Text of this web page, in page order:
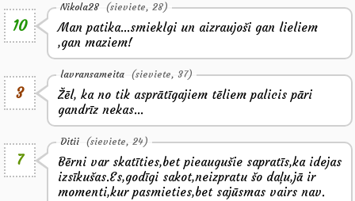
10
Nikola28 (sieviete, 28)
Man patika...smieklgi un aizraujoši gan lieliem
,gan maziem!
3
lavransameita (sieviete, 37)
Žēl, ka no tik asprātīgajiem tēliem palicis pāri
gandrīz nekas...
7
Ditii (sieviete, 24)
Bērni var skatīties,bet pieaugušie sapratīs,ka idejas
izsīkušas.Es,godīgi sakot,neizpratu šo daļu,jā ir
momenti,kur pasmieties,bet sajūsmas vairs nav.